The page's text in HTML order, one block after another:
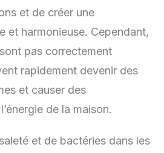
et de créer une
et harmonieuse. Cependant,
pas correctement
rapidement devenir des
et causer des
de la maison.
et de bactéries dans les